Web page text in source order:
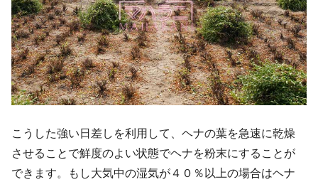
こうした強い日差しを利用して、ヘナの葉を急速に乾燥
させることで鮮度のよい状態でヘナを粉末にすることが
できます。もし大気中の湿気が４０％以上の場合はヘナ